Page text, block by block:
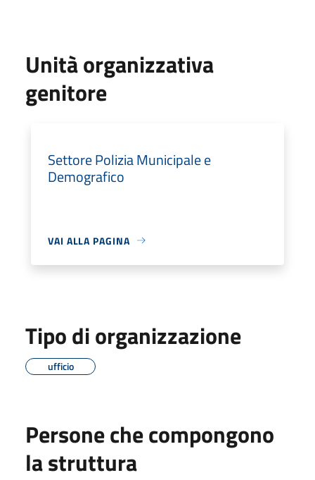
Unità organizzativa
genitore
Settore Polizia Municipale e
Demografico
VAI ALLA PAGINA
Tipo di organizzazione
ufficio
Persone che compongono
la struttura